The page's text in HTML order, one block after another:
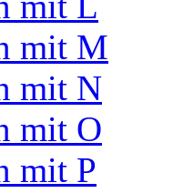
mit M
mit N
mit O
mit P